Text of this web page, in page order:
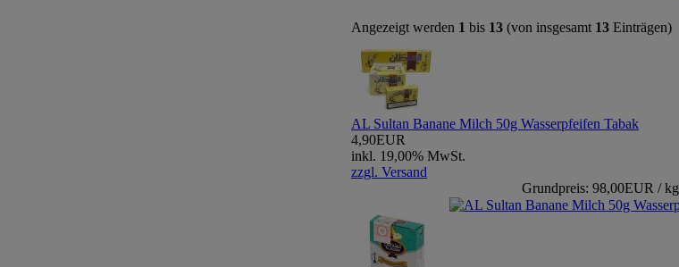
Angezeigt werden 1 bis 13 (von insgesamt 13 Einträgen)
AL Sultan Banane Milch 50g Wasserpfeifen Tabak
4,90EUR
inkl. 19,00% MwSt.
zzgl. Versand
Grundpreis: 98,00EUR / kg